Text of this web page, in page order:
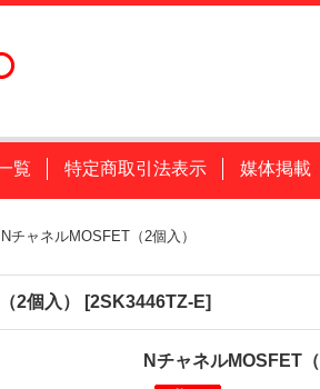
覧 特定商取引法表示 媒体掲載
NチャネルMOSFET（2個入）
2個入） [2SK3446TZ-E]
NチャネルMOSFET